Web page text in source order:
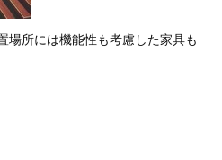
場所には機能性も考慮した家具も